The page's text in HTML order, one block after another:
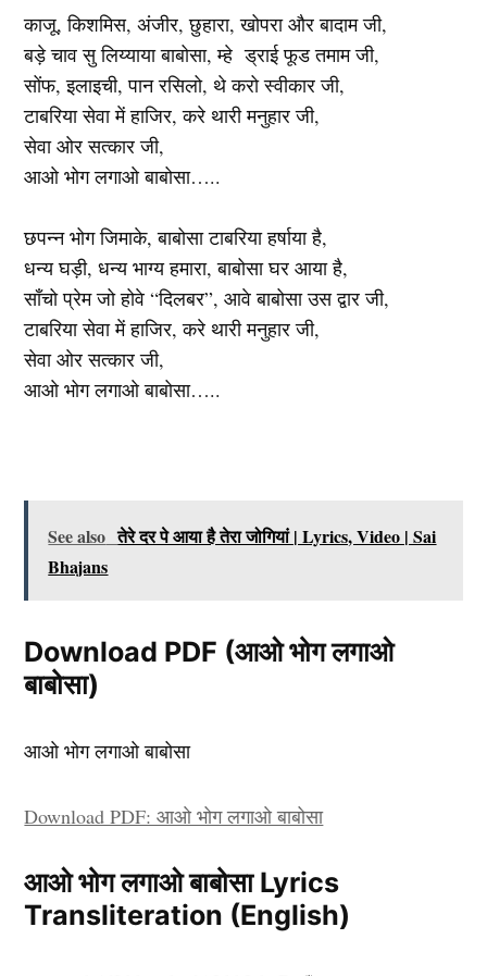
काजू, किशमिस, अंजीर, छुहारा, खोपरा और बादाम जी,
बड़े चाव सु लिय्याया बाबोसा, म्हे ड्राई फूड तमाम जी,
सोंफ, इलाइची, पान रसिलो, थे करो स्वीकार जी,
टाबरिया सेवा में हाजिर, करे थारी मनुहार जी,
सेवा ओर सत्कार जी,
आओ भोग लगाओ बाबोसा…..
छपन्न भोग जिमाके, बाबोसा टाबरिया हर्षाया है,
धन्य घड़ी, धन्य भाग्य हमारा, बाबोसा घर आया है,
साँचो प्रेम जो होवे “दिलबर”, आवे बाबोसा उस द्वार जी,
टाबरिया सेवा में हाजिर, करे थारी मनुहार जी,
सेवा ओर सत्कार जी,
आओ भोग लगाओ बाबोसा…..
See also तेरे दर पे आया है तेरा जोगियां | Lyrics, Video | Sai
Bhajans
Download PDF (आओ भोग लगाओ
बाबोसा)
आओ भोग लगाओ बाबोसा
Download PDF: आओ भोग लगाओ बाबोसा
आओ भोग लगाओ बाबोसा Lyrics
Transliteration (English)